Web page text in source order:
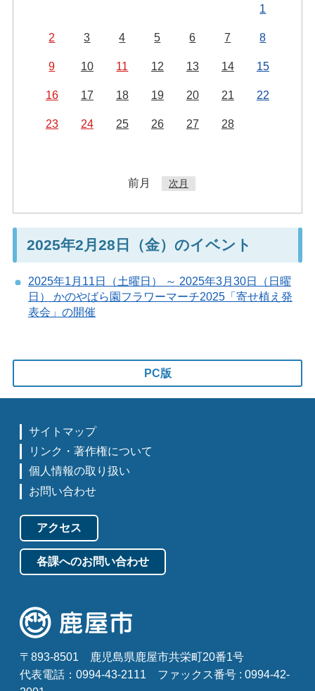
1
2 3 4 5 6 7 8
9 10 11 12 13 14 15
16 17 18 19 20 21 22
23 24 25 26 27 28
前月 次月
2025年2月28日（金）のイベント
2025年1月11日（土曜日） ～ 2025年3月30日（日曜
日） かのやばら園フラワーマーチ2025「寄せ植え発
表会」の開催
PC版
サイトマップ
リンク・著作権について
個人情報の取り扱い
お問い合わせ
アクセス
各課へのお問い合わせ
〒893-8501
鹿児島県鹿屋市共栄町20番1号
代表電話：0994-43-2111
ファックス番号 : 0994-42-